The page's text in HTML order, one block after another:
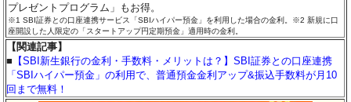
プレゼントプログラム」もお得。
※1 SBI証券との口座連携サービス「SBIハイパー預金」を利用した場合の金利。※2 新規に口
座開設した人限定の「スタートアップ円定期預金」適用時の金利。
【関連記事】
■ 【SBI新生銀行の金利・手数料・メリットは？】SBI証券との口座連携
「SBIハイパー預金」の利用で、普通預金金利アップ&振込手数料が月10
回まで無料！